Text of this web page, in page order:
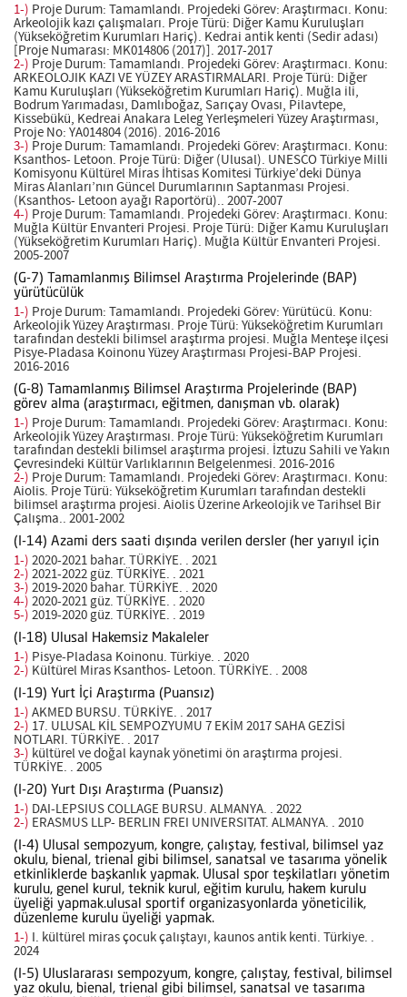
1-) Proje Durum: Tamamlandı. Projedeki Görev: Araştırmacı. Konu:
Arkeolojik kazı çalışmaları. Proje Türü: Diğer Kamu Kuruluşları
(Yükseköğretim Kurumları Hariç). Kedrai antik kenti (Sedir adası)
[Proje Numarası: MK014806 (2017)]. 2017-2017
2-) Proje Durum: Tamamlandı. Projedeki Görev: Araştırmacı. Konu:
ARKEOLOJIK KAZI VE YÜZEY ARASTIRMALARI. Proje Türü: Diğer
Kamu Kuruluşları (Yükseköğretim Kurumları Hariç). Muğla ili,
Bodrum Yarımadası, Damlıboğaz, Sarıçay Ovası, Pilavtepe,
Kissebükü, Kedreai Anakara Leleg Yerleşmeleri Yüzey Araştırması,
Proje No: YA014804 (2016). 2016-2016
3-) Proje Durum: Tamamlandı. Projedeki Görev: Araştırmacı. Konu:
Ksanthos- Letoon. Proje Türü: Diğer (Ulusal). UNESCO Türkiye Milli
Komisyonu Kültürel Miras İhtisas Komitesi Türkiye’deki Dünya
Miras Alanları’nın Güncel Durumlarının Saptanması Projesi.
(Ksanthos- Letoon ayağı Raportörü).. 2007-2007
4-) Proje Durum: Tamamlandı. Projedeki Görev: Araştırmacı. Konu:
Muğla Kültür Envanteri Projesi. Proje Türü: Diğer Kamu Kuruluşları
(Yükseköğretim Kurumları Hariç). Muğla Kültür Envanteri Projesi.
2005-2007
(G-7) Tamamlanmış Bilimsel Araştırma Projelerinde (BAP)
yürütücülük
1-) Proje Durum: Tamamlandı. Projedeki Görev: Yürütücü. Konu:
Arkeolojik Yüzey Araştırması. Proje Türü: Yükseköğretim Kurumları
tarafından destekli bilimsel araştırma projesi. Muğla Menteşe ilçesi
Pisye-Pladasa Koinonu Yüzey Araştırması Projesi-BAP Projesi.
2016-2016
(G-8) Tamamlanmış Bilimsel Araştırma Projelerinde (BAP)
görev alma (araştırmacı, eğitmen, danışman vb. olarak)
1-) Proje Durum: Tamamlandı. Projedeki Görev: Araştırmacı. Konu:
Arkeolojik Yüzey Araştırması. Proje Türü: Yükseköğretim Kurumları
tarafından destekli bilimsel araştırma projesi. İztuzu Sahili ve Yakın
Çevresindeki Kültür Varlıklarının Belgelenmesi. 2016-2016
2-) Proje Durum: Tamamlandı. Projedeki Görev: Araştırmacı. Konu:
Aiolis. Proje Türü: Yükseköğretim Kurumları tarafından destekli
bilimsel araştırma projesi. Aiolis Üzerine Arkeolojik ve Tarihsel Bir
Çalışma.. 2001-2002
(I-14) Azami ders saati dışında verilen dersler (her yarıyıl için
1-) 2020-2021 bahar. TÜRKİYE. . 2021
2-) 2021-2022 güz. TÜRKİYE. . 2021
3-) 2019-2020 bahar. TÜRKİYE. . 2020
4-) 2020-2021 güz. TÜRKİYE. . 2020
5-) 2019-2020 güz. TÜRKİYE. . 2019
(I-18) Ulusal Hakemsiz Makaleler
1-) Pisye-Pladasa Koinonu. Türkiye. . 2020
2-) Kültürel Miras Ksanthos- Letoon. TÜRKİYE. . 2008
(I-19) Yurt İçi Araştırma (Puansız)
1-) AKMED BURSU. TÜRKİYE. . 2017
2-) 17. ULUSAL KİL SEMPOZYUMU 7 EKİM 2017 SAHA GEZİSİ
NOTLARI. TÜRKİYE. . 2017
3-) kültürel ve doğal kaynak yönetimi ön araştırma projesi.
TÜRKİYE. . 2005
(I-20) Yurt Dışı Araştırma (Puansız)
1-) DAI-LEPSIUS COLLAGE BURSU. ALMANYA. . 2022
2-) ERASMUS LLP- BERLIN FREI UNIVERSITAT. ALMANYA. . 2010
(I-4) Ulusal sempozyum, kongre, çalıştay, festival, bilimsel yaz
okulu, bienal, trienal gibi bilimsel, sanatsal ve tasarıma yönelik
etkinliklerde başkanlık yapmak. Ulusal spor teşkilatları yönetim
kurulu, genel kurul, teknik kurul, eğitim kurulu, hakem kurulu
üyeliği yapmak.ulusal sportif organizasyonlarda yöneticilik,
düzenleme kurulu üyeliği yapmak.
1-) I. kültürel miras çocuk çalıştayı, kaunos antik kenti. Türkiye. .
2024
(I-5) Uluslararası sempozyum, kongre, çalıştay, festival, bilimsel
yaz okulu, bienal, trienal gibi bilimsel, sanatsal ve tasarıma